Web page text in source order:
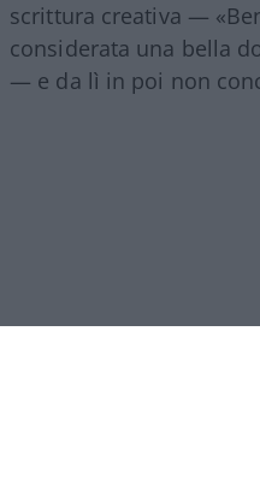
scrittura creativa —
considerata una bella
— e da lì in poi non